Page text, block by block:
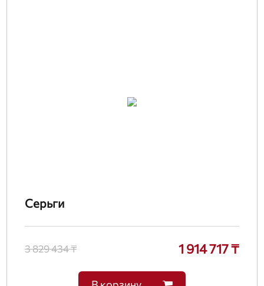
Серьги
3 829 434 ₸ 1 914 717 ₸